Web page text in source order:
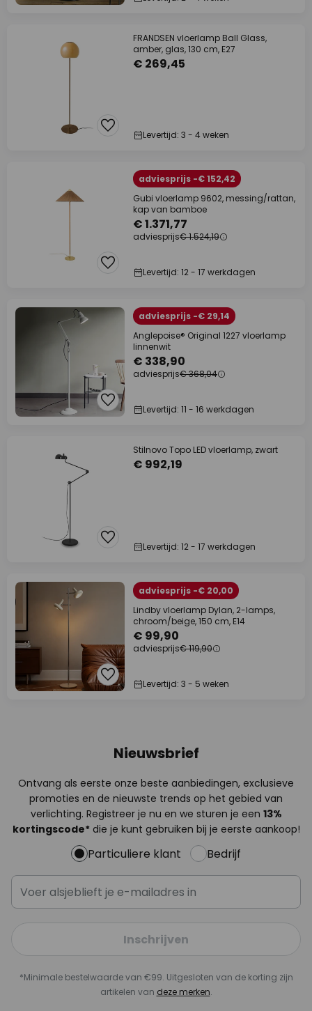
FRANDSEN vloerlamp Ball Glass,
amber, glas, 130 cm, E27
€ 269,45
Levertijd: 3 - 4 weken
adviesprijs -€ 152,42
Gubi vloerlamp 9602, messing/rattan,
kap van bamboe
€ 1.371,77
adviesprijs€ 1.524,19
Levertijd: 12 - 17 werkdagen
adviesprijs -€ 29,14
Anglepoise® Original 1227 vloerlamp
linnenwit
€ 338,90
adviesprijs€ 368,04
Levertijd: 11 - 16 werkdagen
Stilnovo Topo LED vloerlamp, zwart
€ 992,19
Levertijd: 12 - 17 werkdagen
adviesprijs -€ 20,00
Lindby vloerlamp Dylan, 2-lamps,
chroom/beige, 150 cm, E14
€ 99,90
adviesprijs€ 119,90
Levertijd: 3 - 5 weken
Nieuwsbrief
Ontvang als eerste onze beste aanbiedingen, exclusieve
promoties en de nieuwste trends op het gebied van
verlichting. Registreer je nu en we sturen je een 13%
kortingscode*die je kunt gebruiken bij je eerste aankoop!
Particuliere klant Bedrijf
Inschrijven
*Minimale bestelwaarde van €99. Uitgesloten van de korting zijn
artikelen van deze merken.